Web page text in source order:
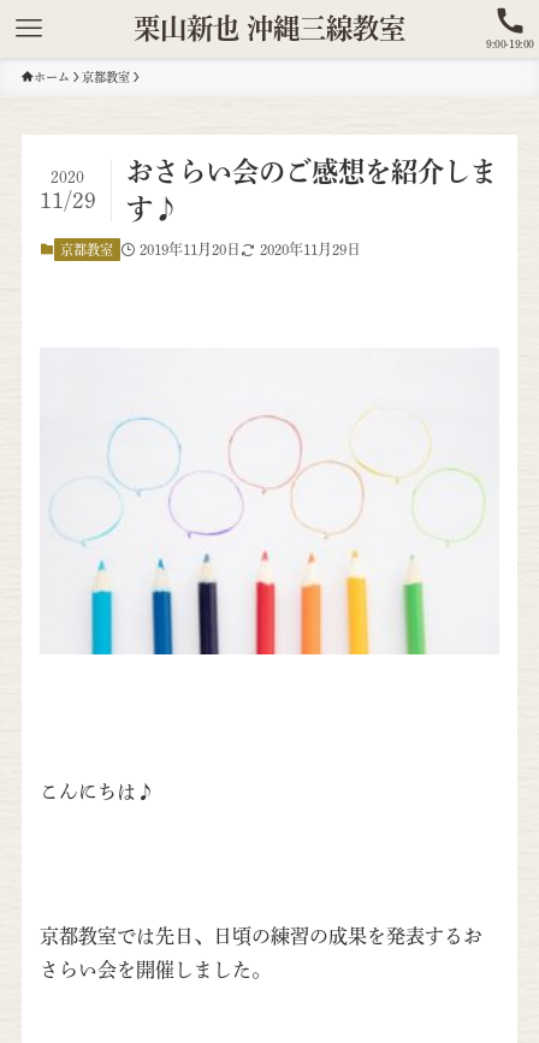
栗山新也 沖縄三線教室
9:00-19:00
ホーム 京都教室
おさらい会のご感想を紹介しま
す♪
2020
11/29
京都教室 2019年11月20日 2020年11月29日
こんにちは♪
京都教室では先日、日頃の練習の成果を発表するお
さらい会を開催しました。